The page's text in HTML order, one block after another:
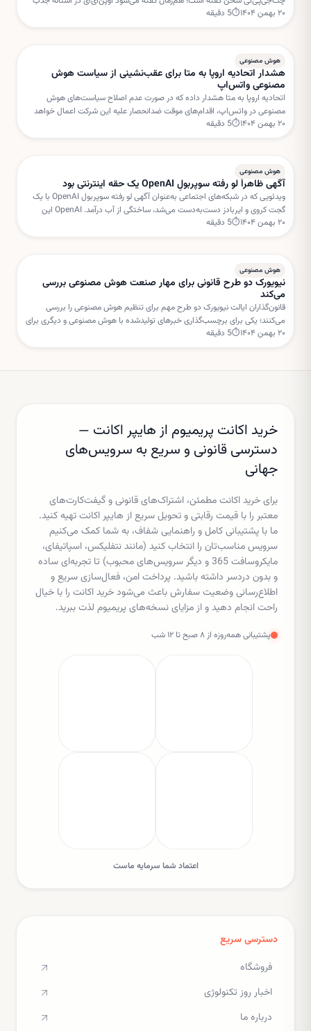
دور جدیدی از سرمایه‌گذاری با ارزش‌گذاری بسیار بالا است.
۲۰ بهمن ۱۴۰۴ ⏱
5 دقیقه
هوش مصنوعی
هشدار اتحادیه اروپا به متا برای عقب‌نشینی از سیاست هوش
مصنوعی واتس‌اپ
اتحادیه اروپا به متا هشدار داده که در صورت عدم اصلاح سیاست‌های هوش
مصنوعی در واتس‌اپ، اقدام‌های موقت ضدانحصار علیه این شرکت اعمال خواهد
شد. بروکسل نگران استفاده متا از داده‌های کاربران برای خدمات هوش مصنوعی
۲۰ بهمن ۱۴۰۴ ⏱
5 دقیقه
هوش مصنوعی
آگهی ظاهراً لو رفته سوپربولِ OpenAI یک حقه اینترنتی بود
ویدئویی که در شبکه‌های اجتماعی به‌عنوان آگهی لو رفته سوپربول OpenAI با یک
گجت کروی و ایربادز دست‌به‌دست می‌شد، ساختگی از آب درآمد. OpenAI این
داستان را «فیک نیوز» خوانده است.
۲۰ بهمن ۱۴۰۴ ⏱
5 دقیقه
هوش مصنوعی
نیویورک دو طرح قانونی برای مهار صنعت هوش مصنوعی بررسی
می‌کند
قانون‌گذاران ایالت نیویورک دو طرح مهم برای تنظیم هوش مصنوعی را بررسی
می‌کنند؛ یکی برای برچسب‌گذاری خبرهای تولیدشده با هوش مصنوعی و دیگری برای
تعلیق مجوز ساخت مراکز داده جدید.
۲۰ بهمن ۱۴۰۴ ⏱
5 دقیقه
خرید اکانت پریمیوم از هایپر اکانت —
دسترسی قانونی و سریع به سرویس‌های
جهانی
برای خرید اکانت مطمئن، اشتراک‌های قانونی و گیفت‌کارت‌های
معتبر را با قیمت رقابتی و تحویل سریع از هایپر اکانت تهیه کنید.
ما با پشتیبانی کامل و راهنمایی شفاف، به شما کمک می‌کنیم
سرویس مناسب‌تان را انتخاب کنید (مانند نتفلیکس، اسپاتیفای،
مایکروسافت 365 و دیگر سرویس‌های محبوب) تا تجربه‌ای ساده
و بدون دردسر داشته باشید. پرداخت امن، فعال‌سازی سریع و
اطلاع‌رسانی وضعیت سفارش باعث می‌شود خرید اکانت را با خیال
راحت انجام دهید و از مزایای نسخه‌های پریمیوم لذت ببرید.
پشتیبانی همه‌روزه از ۸ صبح تا ۱۲ شب
اعتماد شما سرمایه ماست
دسترسی سریع
فروشگاه
اخبار روز تکنولوژی
درباره ما